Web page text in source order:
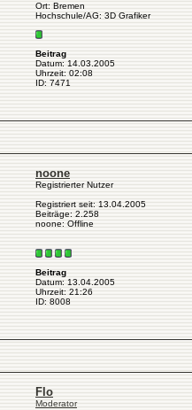
Ort: Bremen
Hochschule/AG: 3D Grafiker
Beitrag
Datum: 14.03.2005
Uhrzeit: 02:08
ID: 7471
noone
Registrierter Nutzer
Registriert seit: 13.04.2005
Beiträge: 2.258
noone: Offline
Beitrag
Datum: 13.04.2005
Uhrzeit: 21:26
ID: 8008
Flo
Moderator